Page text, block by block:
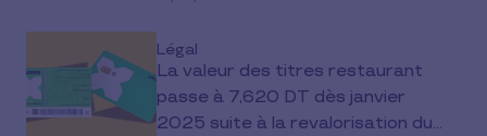
Légal
La valeur des titres restaurant
passe à 7,620 DT dès janvier
2025 suite à la revalorisation du